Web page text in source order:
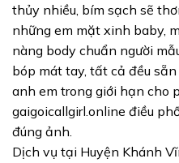
thủy nhiều, bím sạch sẽ
những em mặt xinh baby,
nàng body chuẩn người
bóp mát tay, tất cả đều
anh em trong giới hạn cho
gaigoicallgirl.online điều
đúng ảnh.
Dịch vụ tại Huyện Khánh